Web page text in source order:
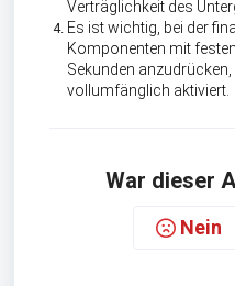
Verträglichkeit des
Es ist wichtig, bei der
Komponenten mit
Sekunden
vollumfänglich aktiviert.
War dieser
Nein